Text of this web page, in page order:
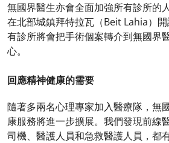
無國界醫生亦會全面加強所有診所的
在北部城鎮拜特拉瓦（Beit Lahia）
有診所將會把手術個案轉介到無國界
心。
回應精神健康的需要
隨著多兩名心理專家加入醫療隊，無
康服務將進一步擴展。我們發現前線
司機、醫護人員和急救醫護人員，都